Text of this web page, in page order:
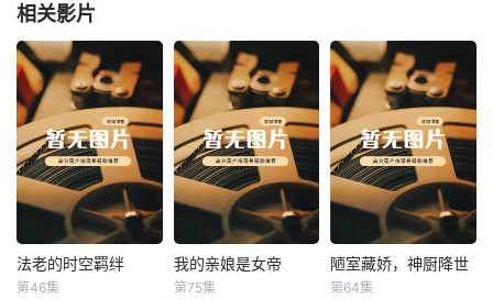
相关影片
法老的时空羁绊
法老的时空羁绊
第46集
我的亲娘是女帝
我的亲娘是女帝
第75集
陋室藏娇，神厨降世
陋室藏娇，神厨降世
第64集